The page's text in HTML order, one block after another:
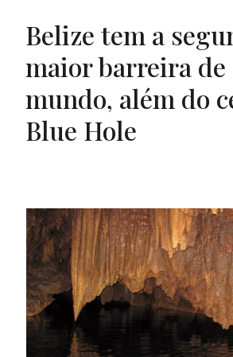
Belize tem a
maior barreira de
mundo, além do
Blue Hole